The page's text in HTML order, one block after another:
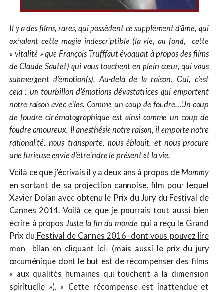
Il y a des films, rares, qui possèdent ce supplément d’âme, qui
exhalent cette magie indescriptible (la vie, au fond, cette
« vitalité » que François Trufffaut évoquait à propos des films
de Claude Sautet) qui vous touchent en plein cœur, qui vous
submergent d’émotion(s). Au-delà de la raison. Oui, c’est
cela : un tourbillon d’émotions dévastatrices qui emportent
notre raison avec elles. Comme un coup de foudre…Un coup
de foudre cinématographique est ainsi comme un coup de
foudre amoureux. Il anesthésie notre raison, il emporte notre
rationalité, nous transporte, nous éblouit, et nous procure
une furieuse envie d’étreindre le présent et la vie.
Voilà ce que j’écrivais il y a deux ans à propos de Mommy
en sortant de sa projection cannoise, film pour lequel
Xavier Dolan avec obtenu le Prix du Jury du Festival de
Cannes 2014. Voilà ce que je pourrais tout aussi bien
écrire à proposJuste la fin du monde qui a reçu le Grand
Prix du Festival de Cannes 2016 -dont vous pouvez lire
mon bilan en cliquant ici- (mais aussi le prix du jury
œcuménique dont le but est de récompenser des films
« aux qualités humaines qui touchent à la dimension
spirituelle »). « Cette récompense est inattendue et